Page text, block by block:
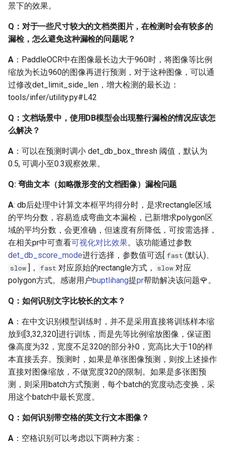
126] 找不到指定的模块。
shapely import 问题
Q：PaddlePaddle怎么指
定GPU运行
os.environ["CUDA_VISIBLE_DEVICES"]
这种不生效
Q：PaddleOCR是否支持
在Windows或Mac系统上
2.3 数据量说明
Q：简单的对于精度要求
不高的OCR任务，数据集
需要准备多少张呢？
Q：请问PaddleOCR项目
中的中文超轻量和通用模
型用了哪些数据集？训练
多少样本，gpu什么配置，
跑了多少个epoch，大概
跑了多久？
Q：训练文字识别模型，
真实数据有30w，合成数
据有500w，需要做样本均
衡吗？
Q: 当训练数据量少时，如
何获取更多的数据？
2.4 数据标注与生成
Q: Style-Text 如何不文字
景下的效果。
Q：对于一些尺寸较大的文档类图片，在检测时会有较多的
漏检，怎么避免这种漏检的问题呢？
A ：PaddleOCR中在图像最长边大于960时，将图像等比例
缩放为长边960的图像再进行预测，对于这种图像，可以通
过修改det_limit_side_len，增大检测的最长边：
tools/infer/utility.py#L42
Q：文档场景中，使用DB模型会出现整行漏检的情况应该怎
么解决？
A ：可以在预测时调小 det_db_box_thresh 阈值，默认为
0.5, 可调小至0.3观察效果。
Q: 弯曲文本（如略微形变的文档图像）漏检问题
A: db后处理中计算文本框平均得分时，是求rectangle区域
的平均分数，容易造成弯曲文本漏检，已新增求polygon区
域的平均分数，会更准确，但速度有所降低，可按需选择，
在相关pr中可查看可视化对比效果。该功能通过参数
det_db_score_mode进行选择，参数值可选[ fast (默认)、
slow ]， fast 对应原始的rectangle方式， slow 对应
polygon方式。感谢用户buptlihang提pr帮助解决该问题🌹。
Q：如何识别文字比较长的文本？
A ：在中文识别模型训练时，并不是采用直接将训练样本缩
放到[3,32,320]进行训练，而是先等比例缩放图像，保证图
像高度为32，宽度不足320的部分补0，宽高比大于10的样
本直接丢弃。预测时，如果是单张图像预测，则按上述操作
直接对图像缩放，不做宽度320的限制。如果是多张图预
测，则采用batch方式预测，每个batch的宽度动态变换，采
用这个batch中最长宽度。
Q：如何识别带空格的英文行文本图像？
A ：空格识别可以考虑以下两种方案：